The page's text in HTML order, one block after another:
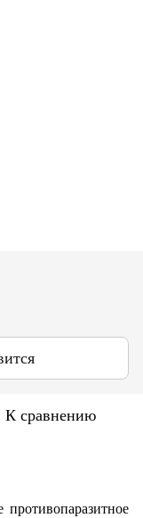
К сравнению
противопаразитное